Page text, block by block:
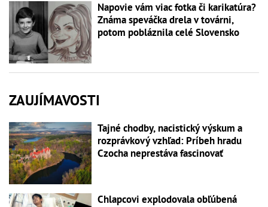
Napovie vám viac fotka či karikatúra?
Známa speváčka drela v továrni,
potom pobláznila celé Slovensko
ZAUJÍMAVOSTI
Tajné chodby, nacistický výskum a
rozprávkový vzhľad: Príbeh hradu
Czocha neprestáva fascinovať
Chlapcovi explodovala obľúbená